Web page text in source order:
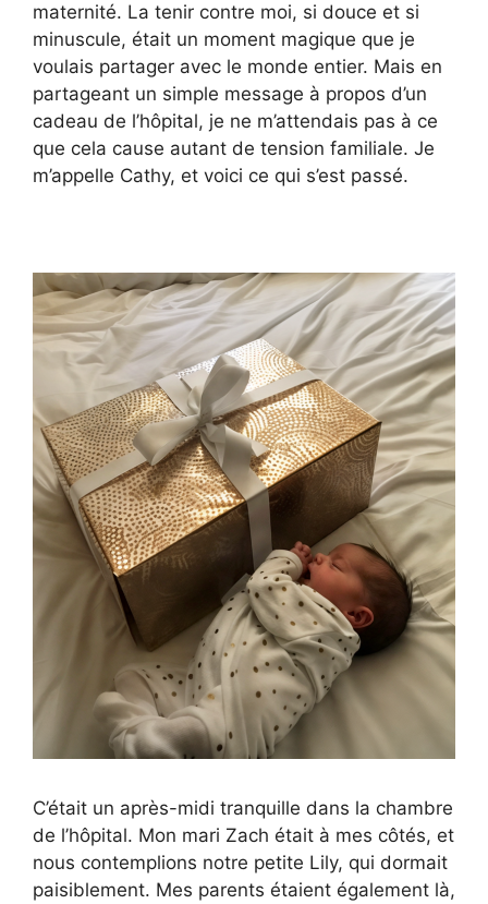
maternité. La tenir contre moi, si douce et si
minuscule, était un moment magique que je
voulais partager avec le monde entier. Mais en
partageant un simple message à propos d’un
cadeau de l’hôpital, je ne m’attendais pas à ce
que cela cause autant de tension familiale. Je
m’appelle Cathy, et voici ce qui s’est passé.
C’était un après-midi tranquille dans la chambre
de l’hôpital. Mon mari Zach était à mes côtés, et
nous contemplions notre petite Lily, qui dormait
paisiblement. Mes parents étaient également là,